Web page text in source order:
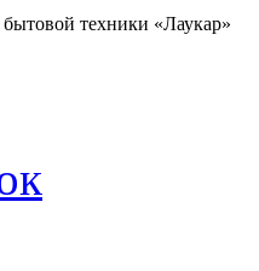
техники «Лаукар»